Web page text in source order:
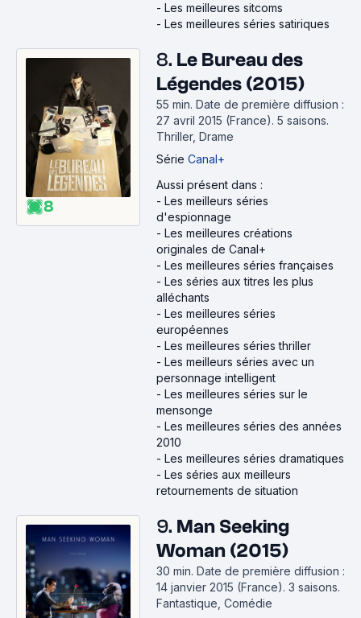
- Les meilleures sitcoms
- Les meilleures séries satiriques
8
8. Le Bureau des
Légendes (2015)
55 min. Date de première diffusion :
27 avril 2015 (France). 5 saisons.
Thriller, Drame
Série Canal+
Aussi présent dans :
- Les meilleurs séries
d'espionnage
- Les meilleures créations
originales de Canal+
- Les meilleures séries françaises
- Les séries aux titres les plus
alléchants
- Les meilleures séries
européennes
- Les meilleures séries thriller
- Les meilleurs séries avec un
personnage intelligent
- Les meilleures séries sur le
mensonge
- Les meilleures séries des années
2010
- Les meilleures séries dramatiques
- Les séries aux meilleurs
retournements de situation
9. Man Seeking
Woman (2015)
30 min. Date de première diffusion :
14 janvier 2015 (France). 3 saisons.
Fantastique, Comédie